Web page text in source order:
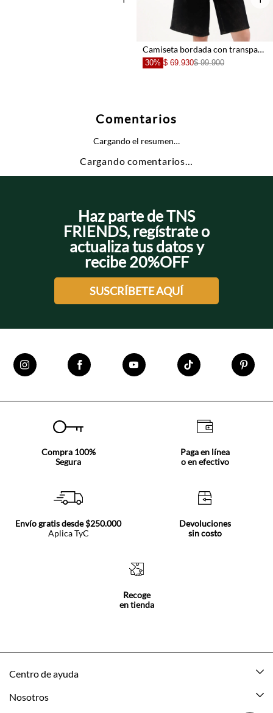
Camiseta bordada con transparencia para mujer
30% $ 69.930$ 99.900
Comentarios
Cargando el resumen…
Cargando comentarios…
Haz parte de TNS
FRIENDS, regístrate o
actualiza tus datos y
recibe 20%OFF
SUSCRÍBETE AQUÍ
Compra 100%
Segura
Paga en línea
o en efectivo
Envío gratis desde $250.000
Aplica TyC
Devoluciones
sin costo
Recoge
en tienda
Centro de ayuda
Mis pedidos
Nosotros